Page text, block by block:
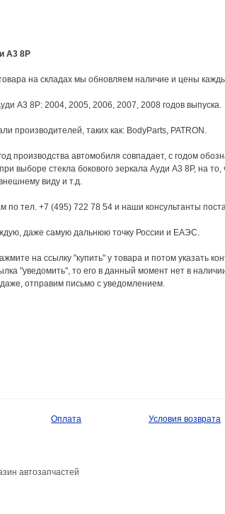
А3 8Р
на складах мы обновляем наличие и цены
A3 8P: 2004, 2005, 2006, 2007, 2008 годов выпуска.
производителей, таких как: BodyParts, PATRON.
производства автомобиля совпадает, с годом
выборе стекла бокового зеркала Ауди А3 8Р, на
виду и т.д.
по тел. +7 (495) 722 78 54 и наши консультанты
даже самую дальнюю точку России и ЕАЭС.
на ссылку "купить" у товара и потом указать
"уведомить", то его в данный момент нет в
отправим письмо с уведомлением.
Оплата Условия возврата
автозапчастей